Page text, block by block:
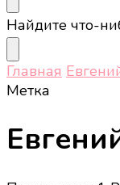
Ищите
что-
то?
Найдите что-
Главная
Метка